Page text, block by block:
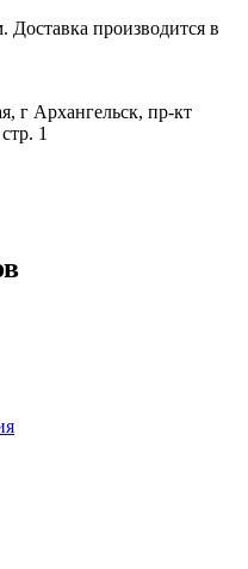
производится в
г Архангельск, пр-кт
1